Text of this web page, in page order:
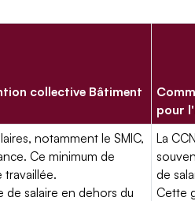
collective Bâtiment
pour
notamment le SMIC,
Ce minimum de
travaillée.
de salaire en dehors du
La
de
Cette